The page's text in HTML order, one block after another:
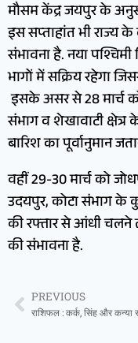
मौसम केंद्र जयपुर के
इस सप्ताहांत भी राज्य
संभावना है. नया
भागों में सक्रिय रहेगा
इसके असर से 28 मार्च
संभाग व शेखावाटी
बारिश का पूर्वानुमान
वहीं 29-30 मार्च को
उदयपुर, कोटा संभाग के
की रफ्तार से आंधी चलने
की संभावना है.
PREVIOUS